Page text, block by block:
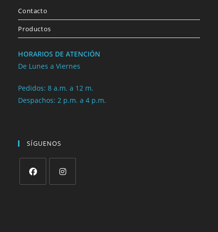
Contacto
Productos
HORARIOS DE ATENCIÓN
De Lunes a Viernes
Pedidos: 8 a.m. a 12 m.
Despachos: 2 p.m. a 4 p.m.
SÍGUENOS